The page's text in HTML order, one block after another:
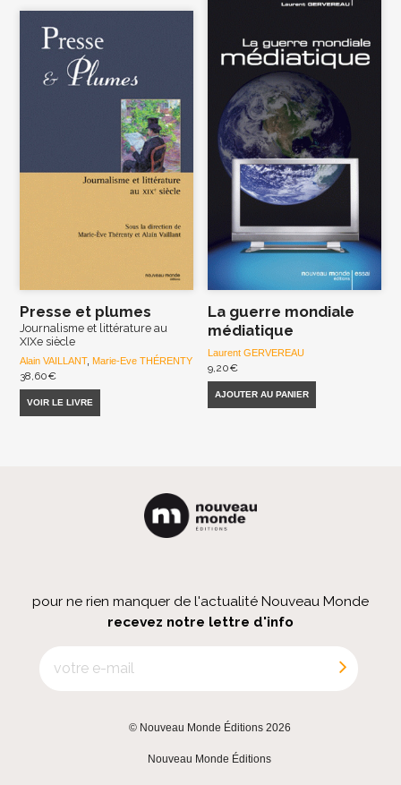
Presse et plumes
Journalisme et littérature au
XIXe siècle
Alain VAILLANT, Marie-Eve THÉRENTY
38,60€
VOIR LE LIVRE
La guerre mondiale
médiatique
Laurent GERVEREAU
9,20€
AJOUTER AU PANIER
pour ne rien manquer de l'actualité Nouveau Monde
recevez notre lettre d'info
© Nouveau Monde Éditions 2026
Nouveau Monde Éditions